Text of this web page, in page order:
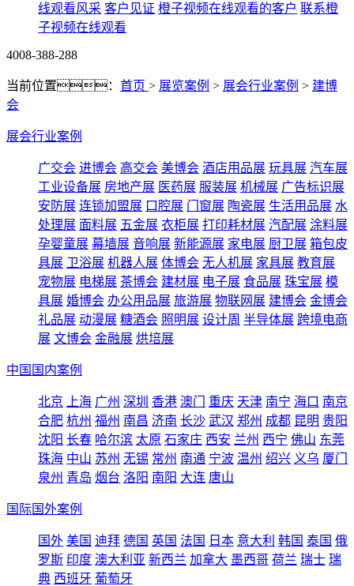
线观看风采 客户见证 橙子视频在线观看的客户 联系橙
子视频在线观看
4008-388-288
当前位置： 首页 > 展览案例 > 展会行业案例 > 建博
会
展会行业案例
广交会 进博会 高交会 美博会 酒店用品展 玩具展 汽车展
工业设备展 房地产展 医药展 服装展 机械展 广告标识展
安防展 连锁加盟展 口腔展 门窗展 陶瓷展 生活用品展 水
处理展 面料展 五金展 衣柜展 打印耗材展 汽配展 涂料展
孕婴童展 幕墙展 音响展 新能源展 家电展 厨卫展 箱包皮
具展 卫浴展 机器人展 体博会 无人机展 家具展 教育展
宠物展 电梯展 茶博会 建材展 电子展 食品展 珠宝展 模
具展 婚博会 办公用品展 旅游展 物联网展 建博会 金博会
礼品展 动漫展 糖酒会 照明展 设计周 半导体展 跨境电商
展 文博会 金融展 烘培展
中国国内案例
北京 上海 广州 深圳 香港 澳门 重庆 天津 南宁 海口 南京
合肥 杭州 福州 南昌 济南 长沙 武汉 郑州 成都 昆明 贵阳
沈阳 长春 哈尔滨 太原 石家庄 西安 兰州 西宁 佛山 东莞
珠海 中山 苏州 无锡 常州 南通 宁波 温州 绍兴 义乌 厦门
泉州 青岛 烟台 洛阳 南阳 大连 唐山
国际国外案例
国外 美国 迪拜 德国 英国 法国 日本 意大利 韩国 泰国 俄
罗斯 印度 澳大利亚 新西兰 加拿大 墨西哥 荷兰 瑞士 瑞
典 西班牙 葡萄牙